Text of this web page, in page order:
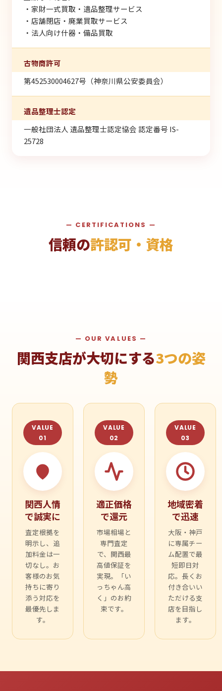
・家財一式買取・遺品整理サービス
・店舗閉店・廃業買取サービス
・法人向け什器・備品買取
古物商許可
第452530004627号（神奈川県公安委員会）
遺品整理士認定
一般社団法人 遺品整理士認定協会 認定番号 IS-
25728
— CERTIFICATIONS —
信頼の許認可・資格
— OUR VALUES —
関西支店が大切にする3つの姿
勢
VALUE
01
関西人情
で誠実に
査定根拠を
明示し、追
加料金は一
切なし。お
客様のお気
持ちに寄り
添う対応を
最優先しま
す。
VALUE
02
適正価格
で還元
市場相場と
専門査定
で、関西最
高値保証を
実現。「い
っちゃん高
く」のお約
束です。
VALUE
03
地域密着
で迅速
大阪・神戸
に専属チー
ム配置で最
短即日対
応。長くお
付き合いい
ただける支
店を目指し
ます。